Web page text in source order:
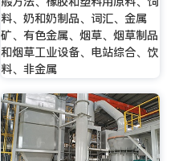
料、奶和奶制品、词汇、金属
矿、有色金属、烟草、烟草制品
和烟草工业设备、电站综合、饮
料、非金属